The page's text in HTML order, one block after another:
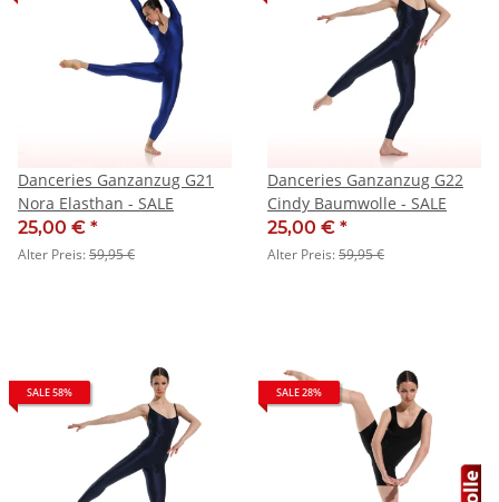
Danceries Ganzanzug G21
Nora Elasthan - SALE
25,00 € *
Alter Preis:59,95 €
Danceries Ganzanzug G22
Cindy Baumwolle - SALE
25,00 € *
Alter Preis:59,95 €
SALE 58% SALE 28%